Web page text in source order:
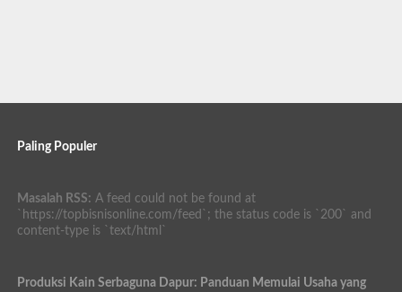
Paling Populer
Masalah RSS: A feed could not be found at
`https://topbisnisonline.com/feed`; the status code is `200` and
content-type is `text/html`
Produksi Kain Serbaguna Dapur: Panduan Memulai Usaha yang